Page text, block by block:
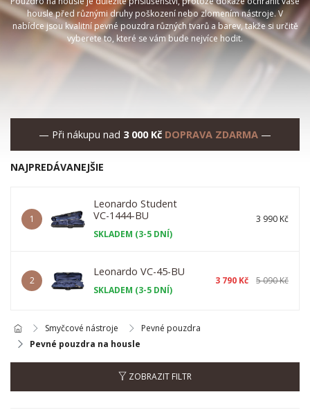
housle před různými druhy poškození nebo zlomením nástroje. V
nabídce jsou kvalitní pevné pouzdra různých tvarů a barev, takže si určitě
vyberete to, které se vám bude nejvíce hodit.
— Při nákupu nad 3 000 Kč DOPRAVA ZDARMA —
NAJPREDÁVANEJŠIE
1
Leonardo Student
VC-1444-BU
SKLADEM (3-5 DNÍ)
3 990 Kč
2
Leonardo VC-45-BU
SKLADEM (3-5 DNÍ)
3 790 Kč 5 090 Kč
Smyčcové nástroje
Pevné pouzdra
Pevné pouzdra na housle
ZOBRAZIT FILTR